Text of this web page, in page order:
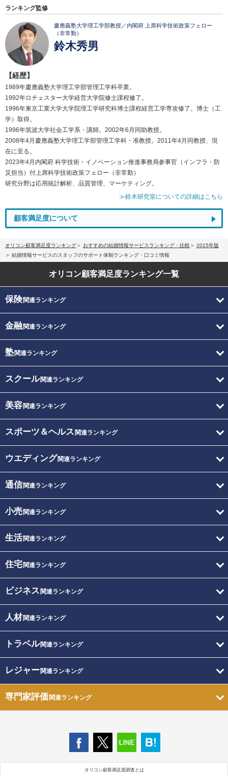
ランキング監修
慶應義塾大学理工学部教授／内閣府 上席科学技術政策フェロー
（非常勤）
鈴木秀男
【経歴】
1989年慶應義塾大学理工学部管理工学科卒業。
1992年ロチェスター大学経営大学院修士課程修了。
1996年東京工業大学大学院理工学研究科博士課程経営工学専攻修了。博士（工
学）取得。
1996年筑波大学社会工学系・講師。2002年6月同助教授。
2008年4月慶應義塾大学理工学部管理工学科・准教授。2011年4月同教授、現
在に至る。
2023年4月内閣府 科学技術・イノベーション推進事務局参事官（インフラ・防
災担当）付上席科学技術政策フェロー（非常勤）
研究分野は応用統計解析、品質管理、マーケティング。
≫鈴木研究室についての詳細はこちら
顧客満足度について
オリコン顧客満足度ランキング おすすめの結婚情報サービスランキング・比較
2015年版
結婚情報サービスのスタッフのサポート体制ランキング・口コミ情報
オリコン顧客満足度ランキング一覧
保険関連ランキング
金融関連ランキング
塾関連ランキング
スクール関連ランキング
美容関連ランキング
スポーツ＆ヘルス 関連ランキング
ウエディング関連ランキング
通信関連ランキング
小売関連ランキング
生活関連ランキング
住宅関連ランキング
ビジネス 関連ランキング
人材関連ランキング
トラベル関連ランキング
レジャー関連ランキング
専門家評価関連ランキング
オリコン顧客満足度調査とは